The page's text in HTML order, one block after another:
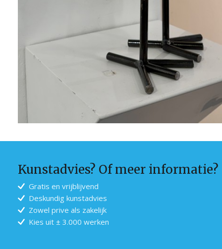
Kunstadvies? Of meer informatie?
Gratis en vrijblijvend
Deskundig kunstadvies
Zowel prive als zakelijk
Kies uit ± 3.000 werken